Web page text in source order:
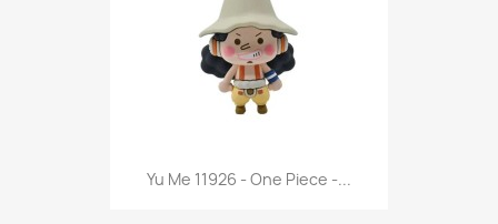
Anteprima
Yu Me 11926 - One Piece -...